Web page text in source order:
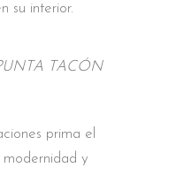
su interior.
TACÓN
prima el
modernidad y